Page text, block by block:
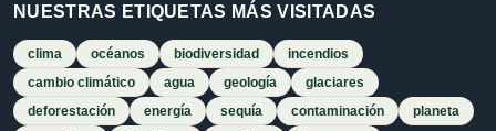
NUESTRAS ETIQUETAS MÁS VISITADAS
clima océanos biodiversidad
incendios
cambio climático
agua geología
glaciares
deforestación
energía sequía contaminación
planeta